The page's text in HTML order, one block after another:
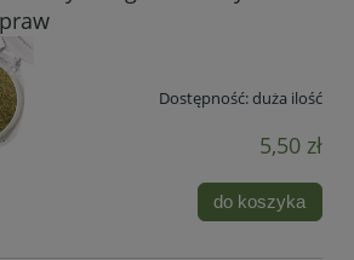
Dostępność:duża ilość
5,50 zł
do koszyka